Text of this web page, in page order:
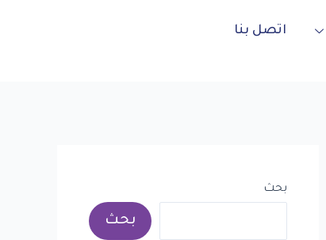
اتصل بنا
بحث
بحث